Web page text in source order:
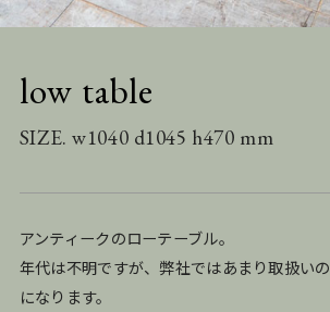
low table
SIZE. w1040 d1045 h470 mm
アンティークのローテーブル。
年代は不明ですが、弊社ではあまり取扱い
になります。